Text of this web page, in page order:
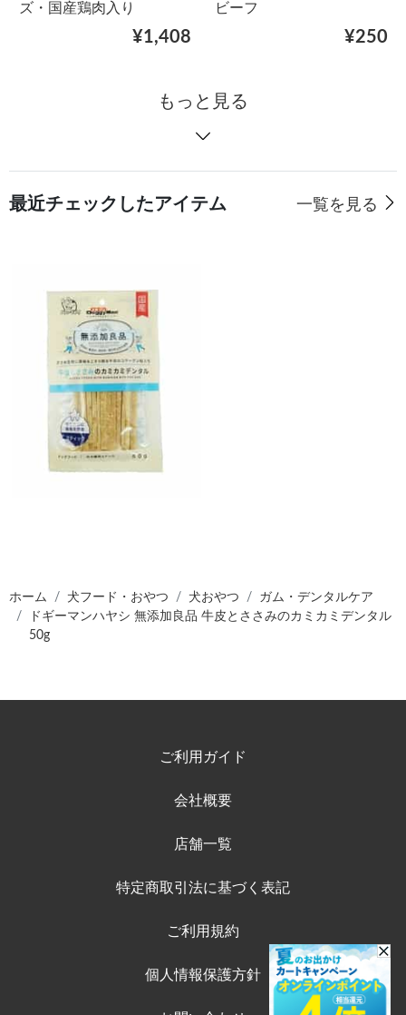
ズ・国産鶏肉入り
¥1,408
ビーフ
¥250
もっと見る
最近チェックしたアイテム 一覧を見る
ホーム 犬フード・おやつ 犬おやつ
ガム・デンタルケア
ドギーマンハヤシ 無添加良品 牛皮とささみのカミカミデンタル
50g
ご利用ガイド
会社概要
店舗一覧
特定商取引法に基づく表記
ご利用規約
個人情報保護方針